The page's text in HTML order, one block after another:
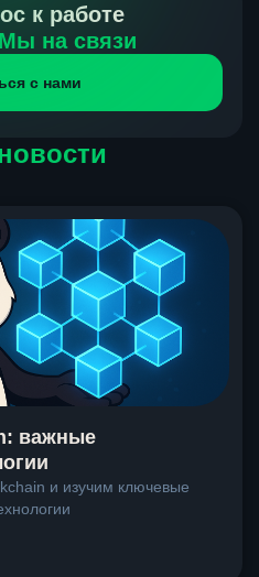
а на другой части
на сайте, является
напиши в онлайн-
к работе
Мы на связи
с нами
важные
и изучим ключевые